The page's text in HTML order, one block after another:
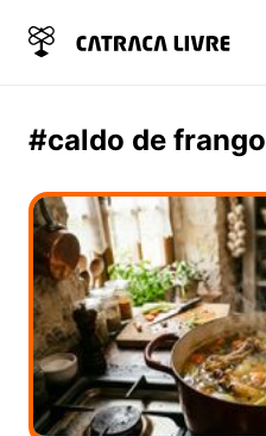
#caldo de frango